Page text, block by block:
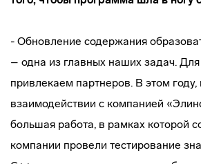
- Обновление содержания
– одна из главных наших задач.
привлекаем партнеров. В этом году,
взаимодействии с компанией
большая работа, в рамках которой
компании провели тестирование